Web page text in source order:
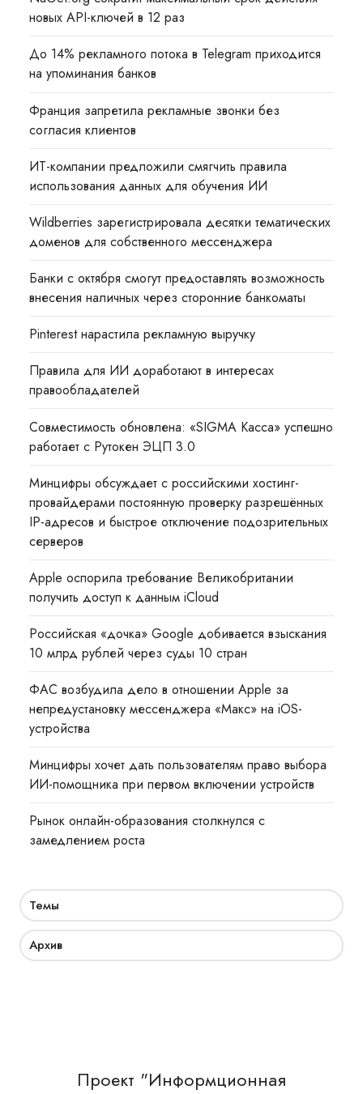
новых API-ключей в 12 раз
До 14% рекламного потока в Telegram приходится
на упоминания банков
Франция запретила рекламные звонки без
согласия клиентов
ИТ-компании предложили смягчить правила
использования данных для обучения ИИ
Wildberries зарегистрировала десятки тематических
доменов для собственного мессенджера
Банки с октября смогут предоставлять возможность
внесения наличных через сторонние банкоматы
Pinterest нарастила рекламную выручку
Правила для ИИ доработают в интересах
правообладателей
Совместимость обновлена: «SIGMA Касса» успешно
работает с Рутокен ЭЦП 3.0
Минцифры обсуждает с российскими хостинг-
провайдерами постоянную проверку разрешённых
IP-адресов и быстрое отключение подозрительных
серверов
Apple оспорила требование Великобритании
получить доступ к данным iCloud
Российская «дочка» Google добивается взыскания
10 млрд рублей через суды 10 стран
ФАС возбудила дело в отношении Apple за
непредустановку мессенджера «Макс» на iOS-
устройства
Минцифры хочет дать пользователям право выбора
ИИ-помощника при первом включении устройств
Рынок онлайн-образования столкнулся с
замедлением роста
Темы
Архив
Проект "Информционная